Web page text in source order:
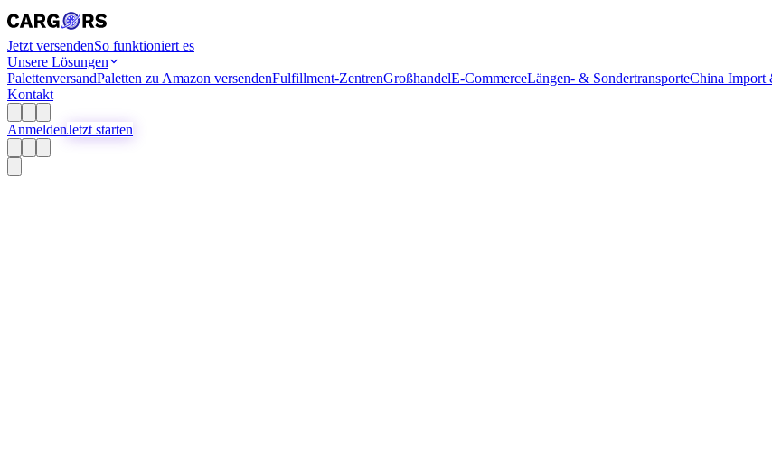
Jetzt versendenSo funktioniert es
Unsere Lösungen
PalettenversandPaletten zu Amazon versendenFulfillment-ZentrenGroßhandelE-CommerceLängen- & SondertransporteChina Import
Kontakt
AnmeldenJetzt starten